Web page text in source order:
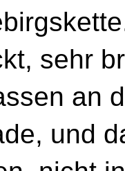
sehr
an
und